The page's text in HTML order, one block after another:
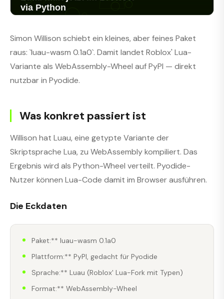
Simon Willison schiebt ein kleines, aber feines Paket
raus: `luau-wasm 0.1a0`. Damit landet Roblox' Lua-
Variante als WebAssembly-Wheel auf PyPI — direkt
nutzbar in Pyodide.
Was konkret passiert ist
Willison hat Luau, eine getypte Variante der
Skriptsprache Lua, zu WebAssembly kompiliert. Das
Ergebnis wird als Python-Wheel verteilt. Pyodide-
Nutzer können Lua-Code damit im Browser ausführen.
Die Eckdaten
Paket:** luau-wasm 0.1a0
Plattform:** PyPI, gedacht für Pyodide
Sprache:** Luau (Roblox' Lua-Fork mit Typen)
Format:** WebAssembly-Wheel